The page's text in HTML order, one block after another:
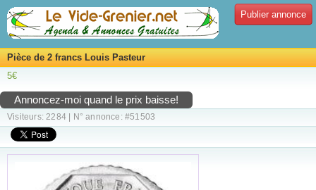
Publier annonce
Pièce de 2 francs Louis Pasteur
5€
Annoncez-moi quand le prix baisse!
Visiteurs: 2284 | N° annonce: #51503